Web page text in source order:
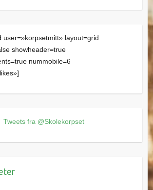
user=»korpsetmitt» layout=grid
showheader=true
nummobile=6
Tweets fra @Skolekorpset